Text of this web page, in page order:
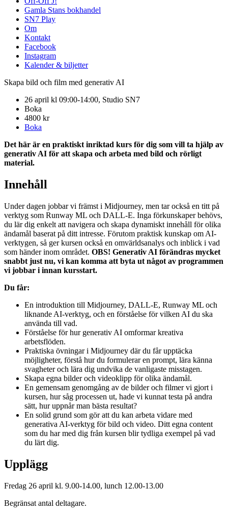
Gamla Stans bokhandel
SN7 Play
Om
Kontakt
Facebook
Instagram
Kalender & biljetter
Skapa bild och film med generativ AI
26 april kl 09:00-14:00, Studio SN7
Boka
4800 kr
Boka
Det här är en praktiskt inriktad kurs för dig som vill ta hjälp av
generativ AI för att skapa och arbeta med bild och rörligt
material.
Innehåll
Under dagen jobbar vi främst i Midjourney, men tar också en titt på
verktyg som Runway ML och DALL-E. Inga förkunskaper behövs,
du lär dig enkelt att navigera och skapa dynamiskt innehåll för olika
ändamål baserat på ditt intresse. Förutom praktisk kunskap om AI-
verktygen, så ger kursen också en omvärldsanalys och inblick i vad
som händer inom området. OBS! Generativ AI förändras mycket
snabbt just nu, vi kan komma att byta ut något av programmen
vi jobbar i innan kursstart.
Du får:
En introduktion till Midjourney, DALL-E, Runway ML och
liknande AI-verktyg, och en förståelse för vilken AI du ska
använda till vad.
Förståelse för hur generativ AI omformar kreativa
arbetsflöden.
Praktiska övningar i Midjourney där du får upptäcka
möjligheter, förstå hur du formulerar en prompt, lära känna
svagheter och lära dig undvika de vanligaste misstagen.
Skapa egna bilder och videoklipp för olika ändamål.
En gemensam genomgång av de bilder och filmer vi gjort i
kursen, hur såg processen ut, hade vi kunnat testa på andra
sätt, hur uppnår man bästa resultat?
En solid grund som gör att du kan arbeta vidare med
generativa AI-verktyg för bild och video. Ditt egna content
som du har med dig från kursen blir tydliga exempel på vad
du lärt dig.
Upplägg
Fredag 26 april kl. 9.00-14.00, lunch 12.00-13.00
Begränsat antal deltagare.